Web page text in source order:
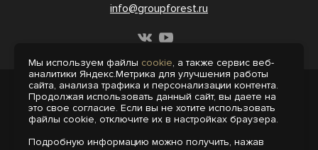
info@groupforest.ru
© 2005-, 2026 Все права защищены
Информация, представленная на сайте,
не является публичной офертой.
Мы используем файлы cookie, а также сервис веб-
аналитики Яндекс.Метрика для улучшения работы
сайта, анализа трафика и персонализации контента.
Продолжая использовать данный сайт, вы даете на
это свое согласие. Если вы не хотите использовать
файлы cookie, отключите их в настройках браузера.
Подробную информацию можно получить, нажав